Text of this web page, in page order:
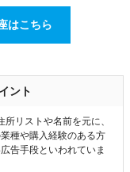
はこちら
ント
リストや名前を元に、
種や購入経験のある方
告手段といわれていま